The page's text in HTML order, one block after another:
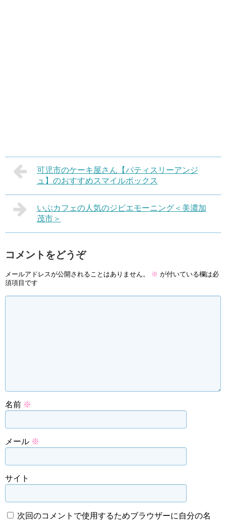
可児市のケーキ屋さん【パティスリーアンジ
ュ】のおすすめスマイルボックス
いぶカフェの人気のジビエモーニング＜美濃加
茂市＞
コメントをどうぞ
メールアドレスが公開されることはありません。 ※ が付いている欄は必
須項目です
名前 ※
メール ※
サイト
次回のコメントで使用するためブラウザーに自分の名